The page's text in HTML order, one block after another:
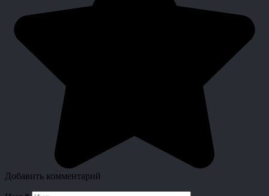
Добавить комментарий